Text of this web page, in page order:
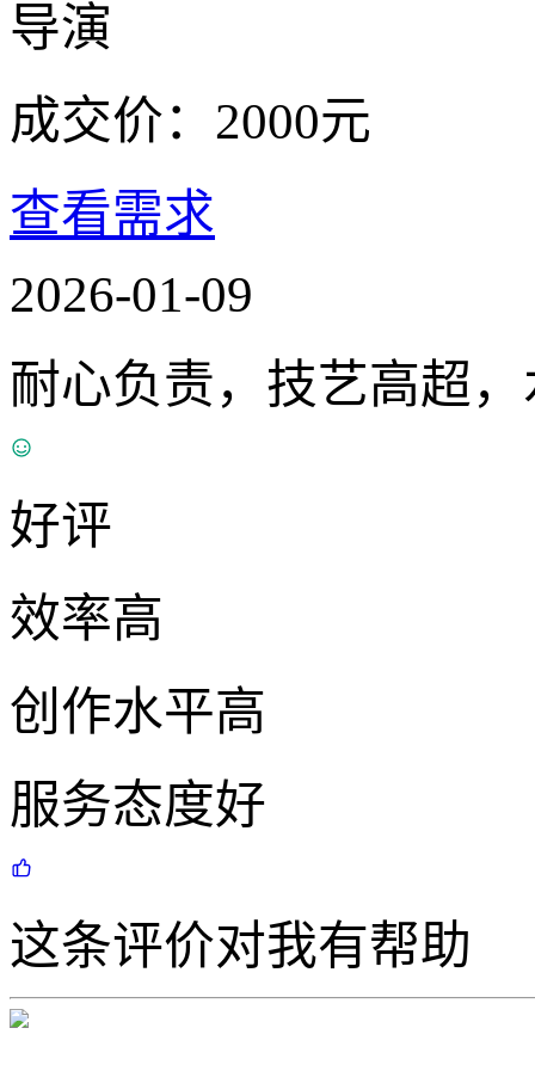
导演
成交价： 2000元
查看需求
2026-01-09
耐心负责，技艺高超
好评
效率高
创作水平高
服务态度好
这条评价对我有帮助